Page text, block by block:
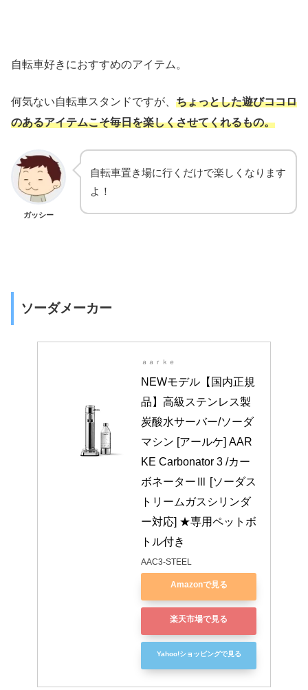
自転車好きにおすすめのアイテム。
何気ない自転車スタンドですが、 ちょっとした遊びココロ
のあるアイテムこそ毎日を楽しくさせてくれるもの。
ガッシー
自転車置き場に行くだけで楽しくなります
よ！
ソーダメーカー
ａａｒｋｅ
NEWモデル【国内正規
品】高級ステンレス製
炭酸水サーバー/ソーダ
マシン [アールケ] AAR
KE Carbonator 3 /カー
ボネーターⅢ [ソーダス
トリームガスシリンダ
ー対応] ★専用ペットボ
トル付き
AAC3-STEEL
Amazonで見る
楽天市場で見る
Yahoo!ショッピングで見る